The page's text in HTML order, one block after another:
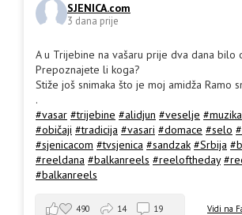
SJENICA.com
3 dana prije
A u Trijebine na vašaru prije dva dana bilo
Prepoznajete li koga?
Stiže još snimaka što je moj amidža Ramo
.
#vasar #trijebine #alidjun #veselje #muzika
#običaji #tradicija #vasari #domace #selo
#sjenicacom #tvsjenica #sandzak #Srbija
#reeldana #balkanreels #reeloftheday
#balkanreels
Vidi na
490 14 19